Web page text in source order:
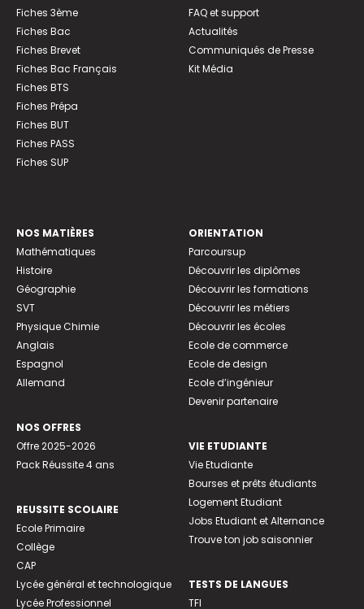
Fiches 3ème
Fiches Bac
Fiches Brevet
Fiches Bac Français
Fiches BTS
Fiches Prépa
Fiches BUT
Fiches PASS
Fiches SUP
FAQ et support
Actualités
Communiqués de Presse
Kit Média
NOS MATIÈRES
Mathématiques
Histoire
Géographie
SVT
Physique Chimie
Anglais
Espagnol
Allemand
NOS OFFRES
Offre 2025-2026
Pack Réussite 4 ans
REUSSITE SCOLAIRE
Ecole Primaire
Collège
CAP
Lycée général et technologique
Lycée Professionnel
ORIENTATION
Parcoursup
Découvrir les diplômes
Découvrir les formations
Découvrir les métiers
Découvrir les écoles
Ecole de commerce
Ecole de design
Ecole d’ingénieur
Devenir partenaire
VIE ETUDIANTE
Vie Etudiante
Bourses et prêts étudiants
Logement Etudiant
Jobs Etudiant et Alternance
Trouve ton job saisonnier
TESTS DE LANGUES
TFI